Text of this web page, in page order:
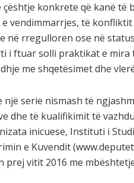
çështje konkrete që kanë
vendimmarrjes, të
në rregulloren ose në
i ftuar solli praktikat e mira
me shqetësimet dhe
serie nismash të
dhe të kualifikimit të
inicuese, Instituti i
e Kuvendit
prej vitit 2016 me